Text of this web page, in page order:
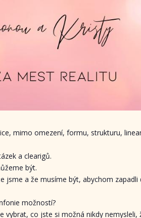
mimo omezení, formu, strukturu,
a clearigů.
být.
a že musíme být, abychom
možností?
co jste si možná nikdy nemysleli,